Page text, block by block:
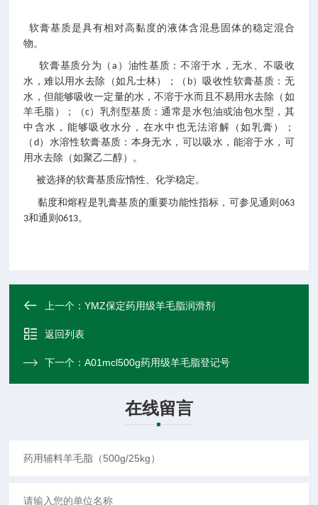
软膏基质是具有相对高黏度的液体含混悬固体的稳定混合
物。
软膏基质分为（a ）油性基质：不溶于水，无水、不吸收
水，难以用水去除（如凡士林）；（ b）吸收性软膏基质：无
水，但能够吸收一定量的水，不溶于水而且不易用水去除（如
羊毛脂）；（c）乳剂型基质：通常是水包油或油包水型，其
中含水，能够吸收水分，在水中也无法溶解（如乳膏）；
（ d）水溶性软膏基质：本身无水，可以吸水，能溶于水，可
用水去除（如聚乙二醇）。
被选择的软膏基质应惰性、化学稳定。
黏度和熔程是乳膏基质的重要功能性指标，可参见通则 063
3和通则0613。
上一个：YMZ保定药用级羊毛脂润滑剂
返回列表
下一个：A01mcl500g药用级羊毛脂登记号
在线留言